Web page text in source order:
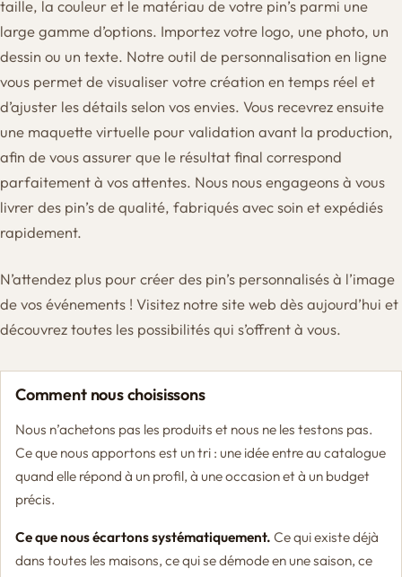
taille, la couleur et le matériau de votre pin’s parmi une
large gamme d’options. Importez votre logo, une photo, un
dessin ou un texte. Notre outil de personnalisation en ligne
vous permet de visualiser votre création en temps réel et
d’ajuster les détails selon vos envies. Vous recevrez ensuite
une maquette virtuelle pour validation avant la production,
afin de vous assurer que le résultat final correspond
parfaitement à vos attentes. Nous nous engageons à vous
livrer des pin’s de qualité, fabriqués avec soin et expédiés
rapidement.
N’attendez plus pour créer des pin’s personnalisés à l’image
de vos événements ! Visitez notre site web dès aujourd’hui et
découvrez toutes les possibilités qui s’offrent à vous.
Comment nous choisissons
Nous n’achetons pas les produits et nous ne les testons pas.
Ce que nous apportons est un tri : une idée entre au catalogue
quand elle répond à un profil, à une occasion et à un budget
précis.
Ce que nous écartons systématiquement. Ce qui existe déjà
dans toutes les maisons, ce qui se démode en une saison, ce